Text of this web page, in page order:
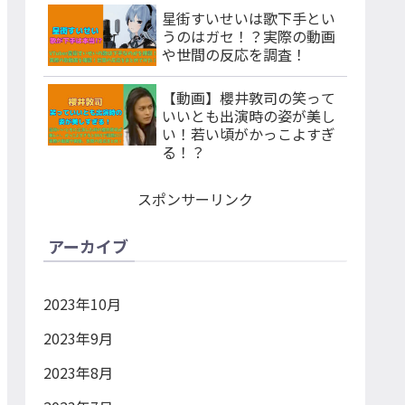
星街すいせいは歌下手とい
うのはガセ！？実際の動画
や世間の反応を調査！
【動画】櫻井敦司の笑って
いいとも出演時の姿が美し
い！若い頃がかっこよすぎ
る！？
スポンサーリンク
アーカイブ
2023年10月
2023年9月
2023年8月